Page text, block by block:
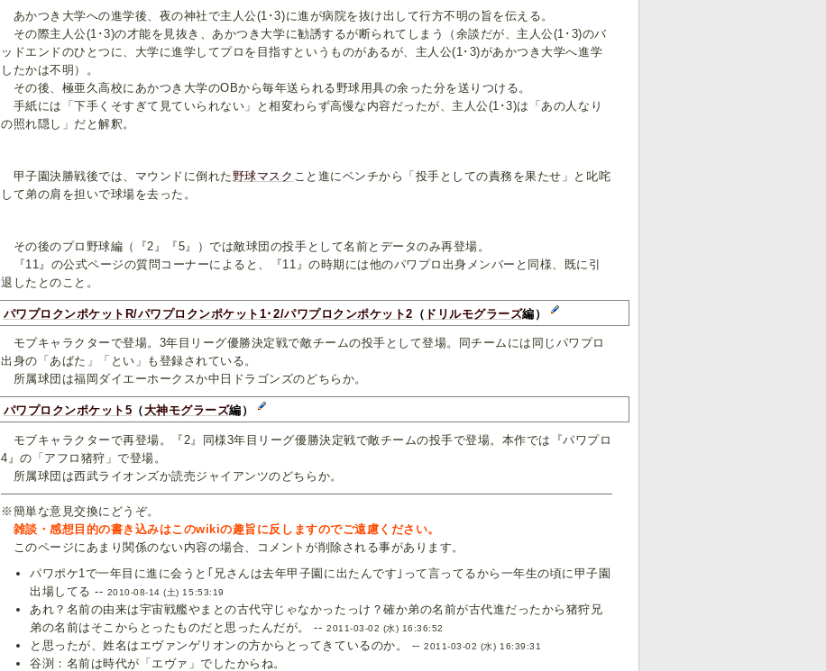
あかつき大学への進学後、夜の神社で主人公(1･3)に進が病院を抜け出して行方不明の旨を伝える。
その際主人公(1･3)の才能を見抜き、あかつき大学に勧誘するが断られてしまう（余談だが、主人公(1･3)のバ
ッドエンドのひとつに、大学に進学してプロを目指すというものがあるが、主人公(1･3)があかつき大学へ進学
したかは不明）。
その後、極亜久高校にあかつき大学のOBから毎年送られる野球用具の余った分を送りつける。
手紙には「下手くそすぎて見ていられない」と相変わらず高慢な内容だったが、主人公(1･3)は「あの人なり
の照れ隠し」だと解釈。
甲子園決勝戦後では、マウンドに倒れた 野球マスク こと進にベンチから「投手としての責務を果たせ」と叱咤
して弟の肩を担いで球場を去った。
その後のプロ野球編（『2』『5』）では敵球団の投手として名前とデータのみ再登場。
『11』の公式ページの質問コーナーによると、『11』の時期には他のパワプロ出身メンバーと同様、既に引
退したとのこと。
パワプロクンポケットR/パワプロクンポケット1･2/パワプロクンポケット2 （ ドリルモグラーズ編）
モブキャラクターで登場。3年目リーグ優勝決定戦で敵チームの投手として登場。同チームには同じパワプロ
出身の「あばた」「とい」も登録されている。
所属球団は福岡ダイエーホークスか中日ドラゴンズのどちらか。
パワプロクンポケット5 （大神モグラーズ編）
モブキャラクターで再登場。『2』同様3年目リーグ優勝決定戦で敵チームの投手で登場。本作では『パワプロ
4』の「アフロ猪狩」で登場。
所属球団は西武ライオンズか読売ジャイアンツのどちらか。
※簡単な意見交換にどうぞ。
雑談・感想目的の書き込みはこのwikiの趣旨に反しますのでご遠慮ください。
このページにあまり関係のない内容の場合、コメントが削除される事があります。
パワポケ1で一年目に進に会うと｢兄さんは去年甲子園に出たんです｣って言ってるから一年生の頃に甲子園
出場してる -- 2010-08-14 (土) 15:53:19
あれ？名前の由来は宇宙戦艦やまとの古代守じゃなかったっけ？確か弟の名前が古代進だったから猪狩兄
弟の名前はそこからとったものだと思ったんだが。 --2011-03-02 (水) 16:36:52
と思ったが、姓名はエヴァンゲリオンの方からとってきているのか。 --2011-03-02 (水) 16:39:31
谷渕：名前は時代が「エヴァ」でしたからね。